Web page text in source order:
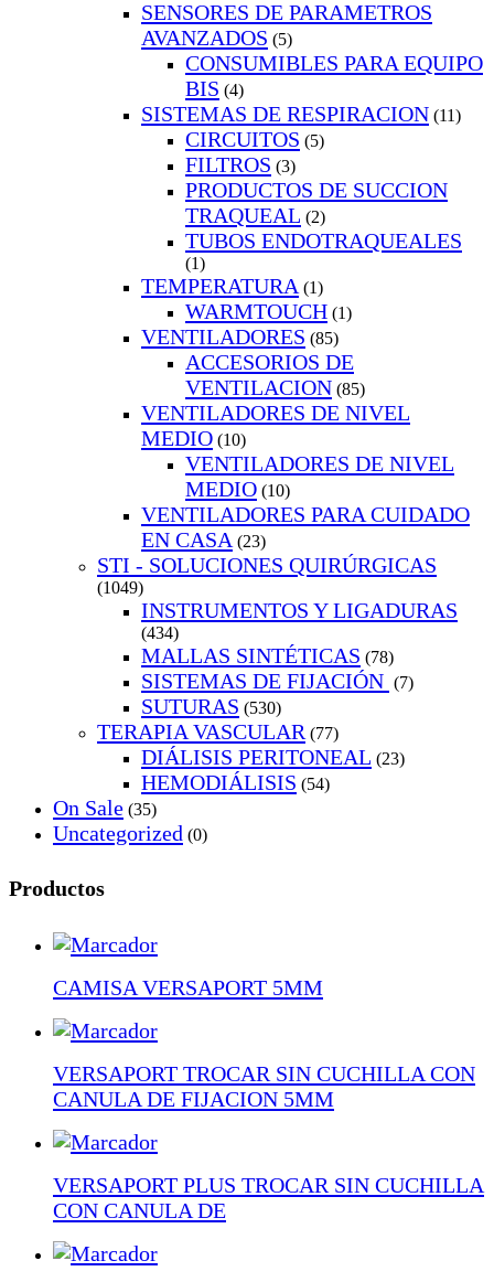
SENSORES DE PARAMETROS
AVANZADOS (5)
CONSUMIBLES PARA EQUIPO
BIS (4)
SISTEMAS DE RESPIRACION (11)
CIRCUITOS (5)
FILTROS (3)
PRODUCTOS DE SUCCION
TRAQUEAL (2)
TUBOS ENDOTRAQUEALES
(1)
TEMPERATURA (1)
WARMTOUCH (1)
VENTILADORES (85)
ACCESORIOS DE
VENTILACION (85)
VENTILADORES DE NIVEL
MEDIO (10)
VENTILADORES DE NIVEL
MEDIO (10)
VENTILADORES PARA CUIDADO
EN CASA (23)
STI - SOLUCIONES QUIRÚRGICAS
(1049)
INSTRUMENTOS Y LIGADURAS
(434)
MALLAS SINTÉTICAS (78)
SISTEMAS DE FIJACIÓN (7)
SUTURAS (530)
TERAPIA VASCULAR (77)
DIÁLISIS PERITONEAL (23)
HEMODIÁLISIS (54)
On Sale (35)
Uncategorized (0)
Productos
CAMISA VERSAPORT 5MM
VERSAPORT TROCAR SIN CUCHILLA CON
CANULA DE FIJACION 5MM
VERSAPORT PLUS TROCAR SIN CUCHILLA
CON CANULA DE